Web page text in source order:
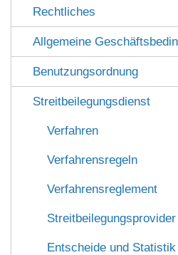
Rechtliches
Allgemeine
Benutzungsordnung
Streitbeilegungsdienst
Verfahren
Verfahrensregeln
Verfahrensreglement
Streitbeilegungsprovider
Entscheide und Statistik